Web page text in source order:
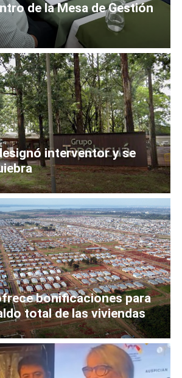
de la Mesa de Gestión
interventor y se
bonificaciones para
total de las viviendas